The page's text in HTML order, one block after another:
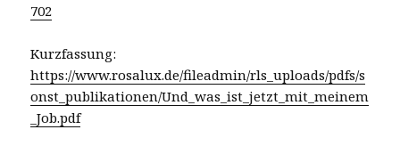
702
Kurzfassung:
https://www.rosalux.de/fileadmin/rls_uploads/pdfs/s
onst_publikationen/Und_was_ist_jetzt_mit_meinem
_Job.pdf